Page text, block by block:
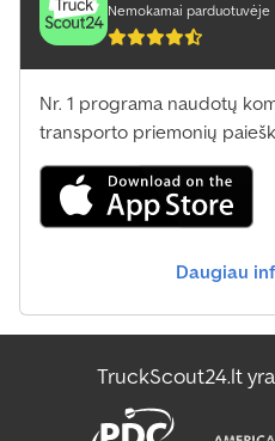
Nemokamai parduotuvėje
Nr. 1 programa naudotų
transporto priemonių
Daugiau
TruckScout24.lt